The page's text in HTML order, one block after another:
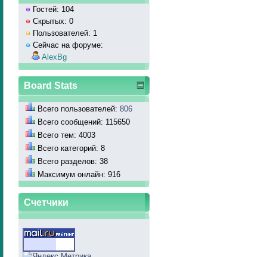
Гостей: 104
Скрытых: 0
Пользователей: 1
Сейчас на форуме:
AlexBg
Board Stats
Всего пользователей: 806
Всего сообщений: 115650
Всего тем: 4003
Всего категорий: 8
Всего разделов: 38
Максимум онлайн: 916
Счетчики